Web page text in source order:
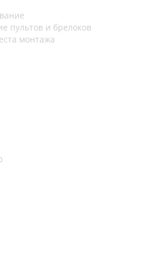
пультов и брелоков
монтажа